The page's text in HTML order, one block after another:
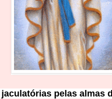
pelas almas